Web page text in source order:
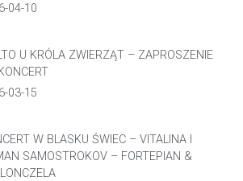
04-10
U KRÓLA ZWIERZĄT – ZAPROSZENIE
03-15
W BLASKU ŚWIEC – VITALINA I
SAMOSTROKOV – FORTEPIAN &